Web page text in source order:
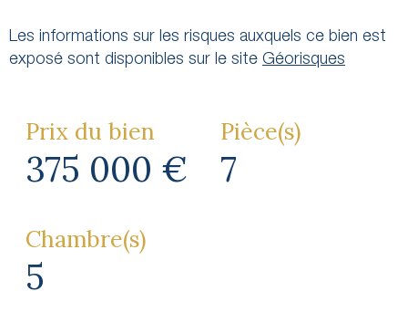
Les informations sur les risques auxquels ce bien est
exposé sont disponibles sur le site Géorisques
Prix du bien
375 000 €
Pièce(s)
7
Chambre(s)
5